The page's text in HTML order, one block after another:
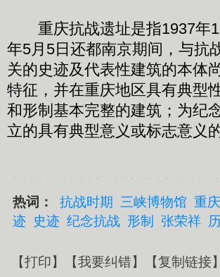
重庆抗战遗址是指1937年
年5月5日还都南京期间，与抗
关的史迹及代表性建筑的本体
特征，并在重庆地区具有典型
和形制基本完整的建筑；为纪
立的具有典型意义或标志意义
热词： 抗战时期 三峡博物馆 重
迹 史迹 纪念抗战 形制 张荣祥
【打印】【我要纠错】【复制链接